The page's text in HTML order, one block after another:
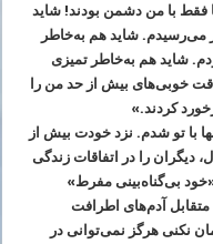
فقط با من دشمن بودند! شاید
می‌رسیدم. شاید هم به‌خاطر
شاید هم به‌خاطر تمیزی
خوبی‌های بیش از حد من را
کردند.»
با تو شدم.‌ نزد خودت بیش از
دیگران را در اتفاقات زندگی
بی‌گناه‌بینی مفرط»
متقابل آدم‌های اطرافت
نکنی هرگز نمی‌توانی در